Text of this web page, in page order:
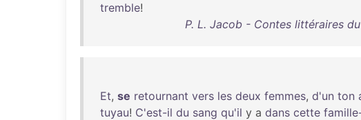
tremble!
P. L. Jacob - Contes littéraires
Et, se retournant vers les deux femmes, d'un ton
tuyau! C'est-il du sang qu'il y a dans cette